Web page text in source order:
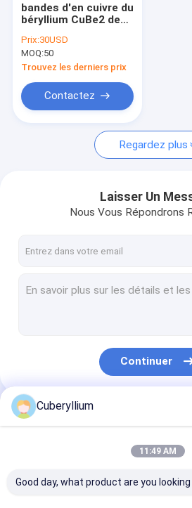
bandes d'en cuivre du
béryllium CuBe2 de
d'état roulé dur de
bobine
Prix:30USD
MOQ:50
Trouvez les derniers prix
Contactez
Regardez plus
Laisser Un
Nous Vous Répondrons
Continuer
Nos Catégories
Cuberyllium
11:49 AM
Good day, what product are you